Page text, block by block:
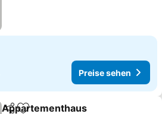
Preise sehen
Appartementhaus